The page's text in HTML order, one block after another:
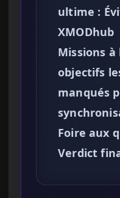
ultime :
XMODhub
Missions
objectifs
manqués
Foire aux
Verdict